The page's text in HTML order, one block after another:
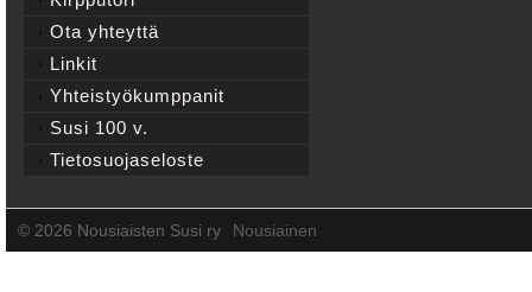
Ota yhteyttä
Linkit
Yhteistyökumppanit
Susi 100 v.
Tietosuojaseloste
© 2026 Nousiaisten Susi ry Nousiainen